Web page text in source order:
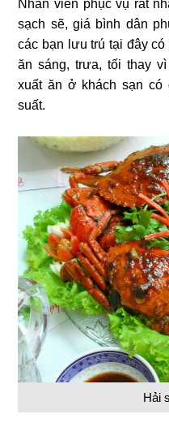
Nhân viên phục vụ rất
sạch sẽ, giá bình dân
các bạn lưu trú tại đây
ăn sáng, trưa, tối thay
xuất ăn ở khách sạn có
suất.
Hải